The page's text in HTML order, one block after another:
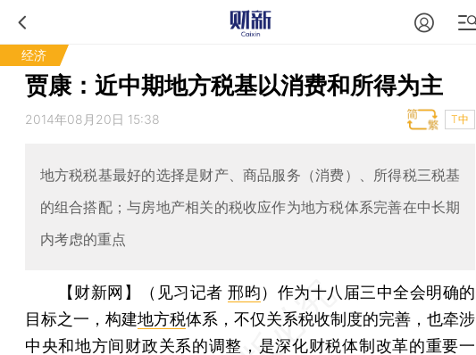
经济
贾康：近中期地方税基以消费和所得为主
2014年08月20日 15:38 T中
地方税税基最好的选择是财产、商品服务（消费）、所得税三税基
的组合搭配；与房地产相关的税收应作为地方税体系完善在中长期
内考虑的重点
【财新网】（见习记者邢昀） 作为十八届三中全会明确的
目标之一，构建地方税体系，不仅关系税收制度的完善，也牵涉
中央和地方间财政关系的调整，是深化财税体制改革的重要一